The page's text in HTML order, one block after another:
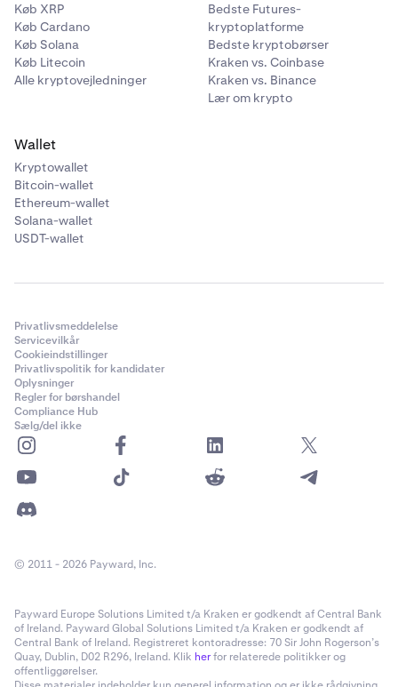
Køb XRP
Køb Cardano
Køb Solana
Køb Litecoin
Alle kryptovejledninger
Bedste Futures-
kryptoplatforme
Bedste kryptobørser
Kraken vs. Coinbase
Kraken vs. Binance
Lær om krypto
Wallet
Kryptowallet
Bitcoin-wallet
Ethereum-wallet
Solana-wallet
USDT-wallet
Privatlivsmeddelelse
Servicevilkår
Cookieindstillinger
Privatlivspolitik for kandidater
Oplysninger
Regler for børshandel
Compliance Hub
Sælg/del ikke
© 2011 - 2026 Payward, Inc.
Payward Europe Solutions Limited t/a Kraken er godkendt af Central Bank
of Ireland. Payward Global Solutions Limited t/a Kraken er godkendt af
Central Bank of Ireland. Registreret kontoradresse: 70 Sir John Rogerson’s
Quay, Dublin, D02 R296, Ireland. Klik herfor relaterede politikker og
offentliggørelser.